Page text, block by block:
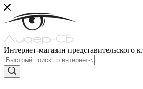
Интернет-магазин представительского